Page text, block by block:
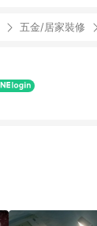
五金/居家裝修